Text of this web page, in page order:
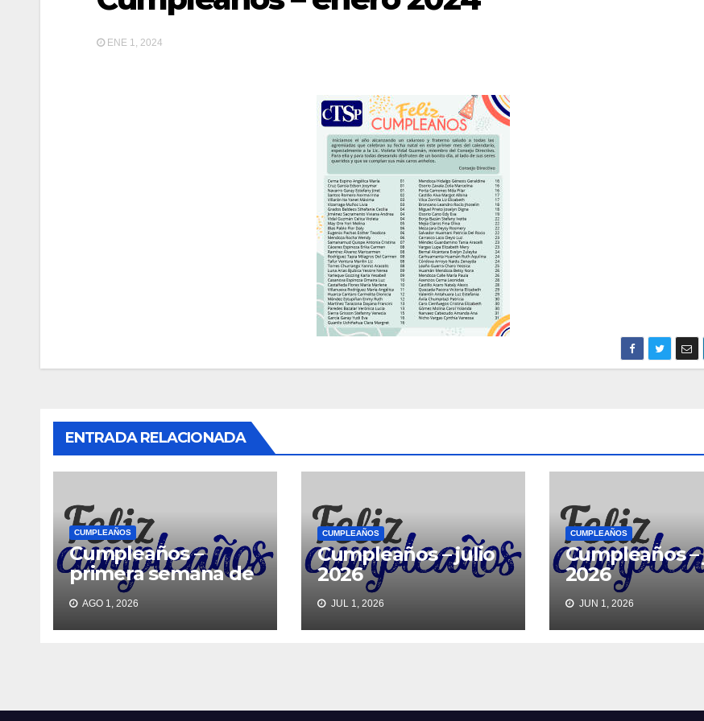
ENE 1, 2024
ENTRADA RELACIONADA
CUMPLEAÑOS
Cumpleaños –
primera semana de
agosto 2026
AGO 1, 2026
CUMPLEAÑOS
Cumpleaños – julio
2026
JUL 1, 2026
CUMPLEAÑOS
Cumpleaños
2026
JUN 1, 2026